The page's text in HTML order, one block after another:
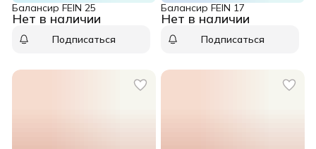
Нет в наличии
Балансир FEIN 25
Подписаться
Нет в наличии
Балансир FEIN 17
Подписаться